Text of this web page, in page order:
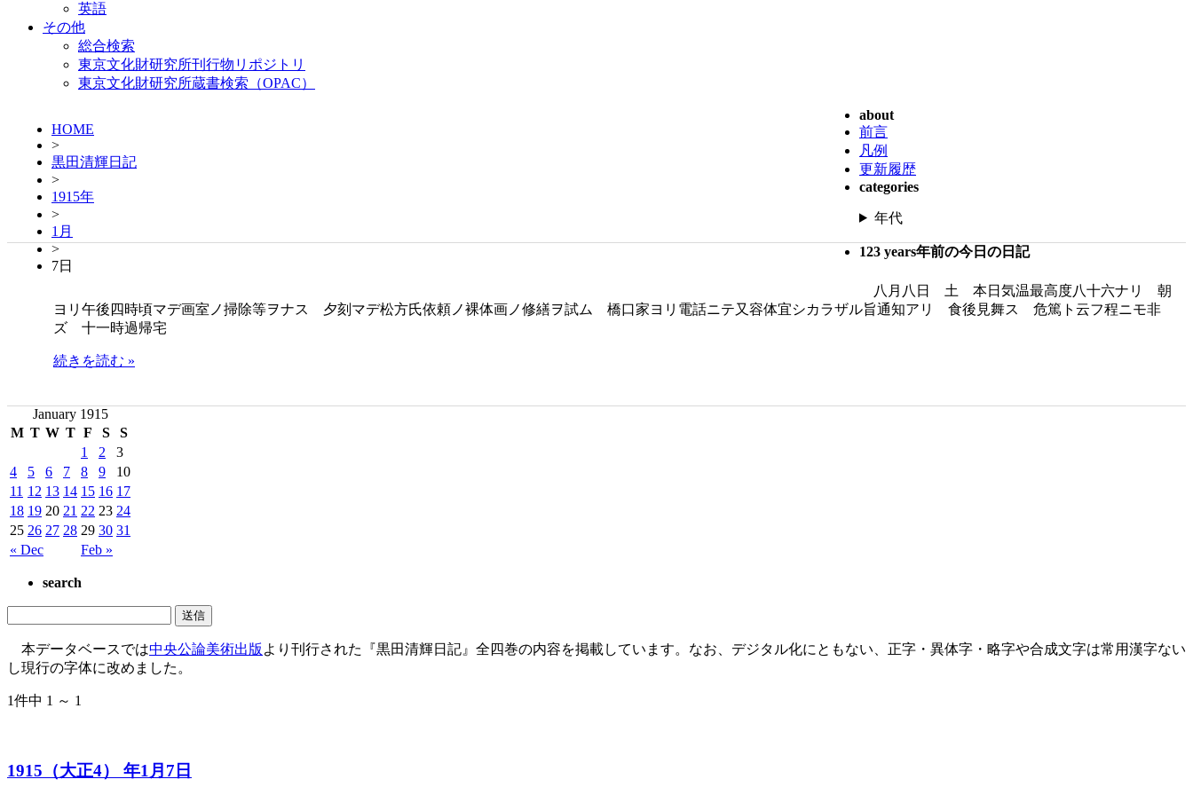
英語
その他
総合検索
東京文化財研究所刊行物リポジトリ
東京文化財研究所蔵書検索（OPAC）
HOME
>
黒田清輝日記
>
1915年
>
1月
>
7日
about
前言
凡例
更新履歴
categories
年代
123 years年前の今日の日記
八月八日 土 本日気温最高度八十六ナリ 朝
ヨリ午後四時頃マデ画室ノ掃除等ヲナス 夕刻マデ松方氏依頼ノ裸体画ノ修繕ヲ試ム 橋口家ヨリ電話ニテ又容体宜シカラザル旨通知アリ 食後見舞ス 危篤ト云フ程ニモ非
ズ 十一時過帰宅
続きを読む »
January 1915
M T W T F S S
« Dec Feb »
1 2
3
4
5 6 7 8 9
10
11 12 13 14 15 16 17
18 19 20 21 22 23 24
25 26 27 28 29 30 31
search
本データベースでは中央公論美術出版 より刊行された『黒田清輝日記』全四巻の内容を掲載しています。なお、デジタル化にともない、正字・異体字・略字や合成文字は常用漢字ない
し現行の字体に改めました。
1件中 1 ～ 1
1915（大正4） 年1月7日